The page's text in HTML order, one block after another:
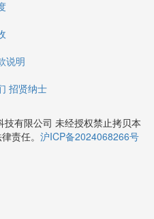
说明
招贤纳士
有限公司 未经授权禁止拷贝本
责任。 沪ICP备2024068266号